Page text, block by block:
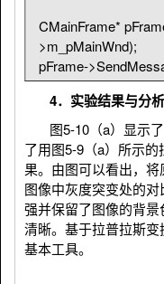
{
//指向新DIB第i
pDst =
value=0;
//计算
for (k = 0; k
{
for (l = 0; l
{
pSrc =
CMainFrame*
>m_pMainWnd);
pFrame-
ID_FILE_NEW);
CDemoView*
>MDIGetActive()-
CDemoDoc*
ImgCenterDib
dibNew-
4．实验结果与分析
图5-10（a）显示
了用图5-9（a）所示
果。由图可以看出，
图像中灰度突变处的
强并保留了图像的背
清晰。基于拉普拉斯
基本工具。